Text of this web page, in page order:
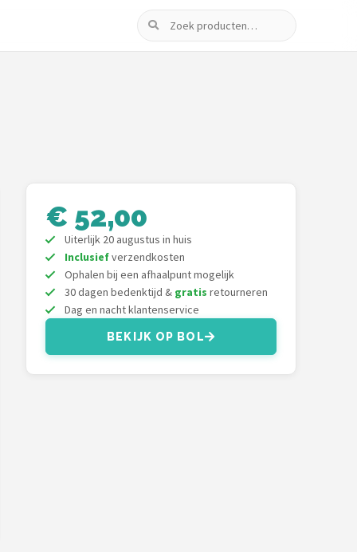
Zoeken
€ 52,00
Uiterlijk 20 augustus in huis
Inclusiefverzendkosten
Ophalen bij een afhaalpunt mogelijk
30 dagen bedenktijd & gratis retourneren
Dag en nacht klantenservice
BEKIJK OP BOL